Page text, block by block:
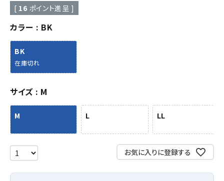
[ 16 ポイント進呈 ]
カラー BK
BK
在庫切れ
サイズ M
M L LL
お気に入りに登録する